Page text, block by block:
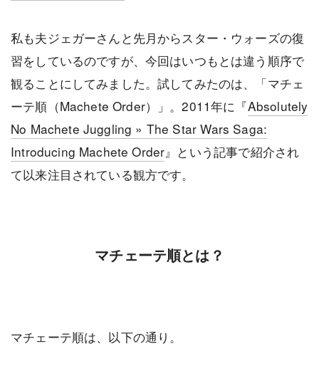
私も夫ジェガーさんと先月からスター・ウォーズの復
習をしているのですが、今回はいつもとは違う順序で
観ることにしてみました。試してみたのは、「マチェ
ーテ順（Machete Order）」。2011年に『Absolutely
No Machete Juggling » The Star Wars Saga:
Introducing Machete Order』という記事で紹介され
て以来注目されている観方です。
マチェーテ順とは？
マチェーテ順は、以下の通り。